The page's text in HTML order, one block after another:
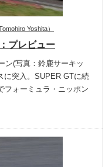
Yoshita）
プレビュー
ン(写真：鈴鹿サーキッ
に突入。SUPER GTに続
フォーミュラ・ニッポン